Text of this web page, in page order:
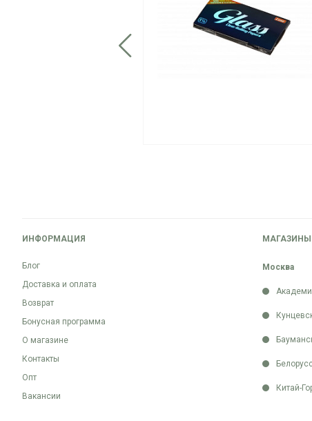
ИНФОРМАЦИЯ
Блог
Доставка и оплата
Возврат
Бонусная программа
О магазине
Контакты
Опт
Вакансии
МАГАЗИНЫ
Москва
Китай-